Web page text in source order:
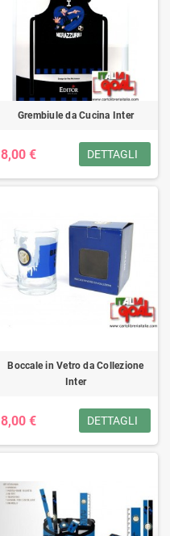
Grembiule da Cucina Inter
8,00 € DETTAGLI
Boccale in Vetro da Collezione
Inter
8,00 € DETTAGLI